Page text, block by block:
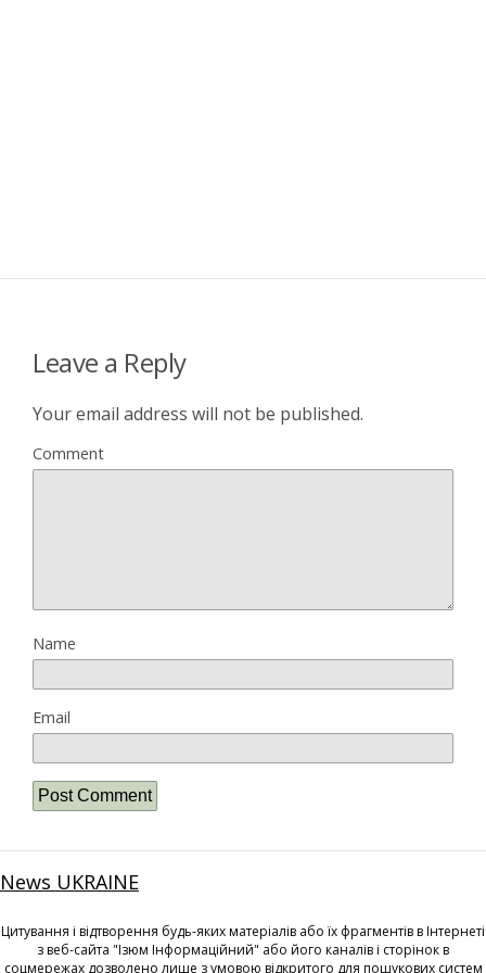
Leave a Reply
Your email address will not be published.
Comment
Name
Email
News UKRAINE
Цитування і відтворення будь-яких матеріалів або їх фрагментів в Інтернеті
з веб-сайта "Ізюм Інформаційний" або його каналів і сторінок в
соцмережах дозволено лише з умовою відкритого для пошукових систем